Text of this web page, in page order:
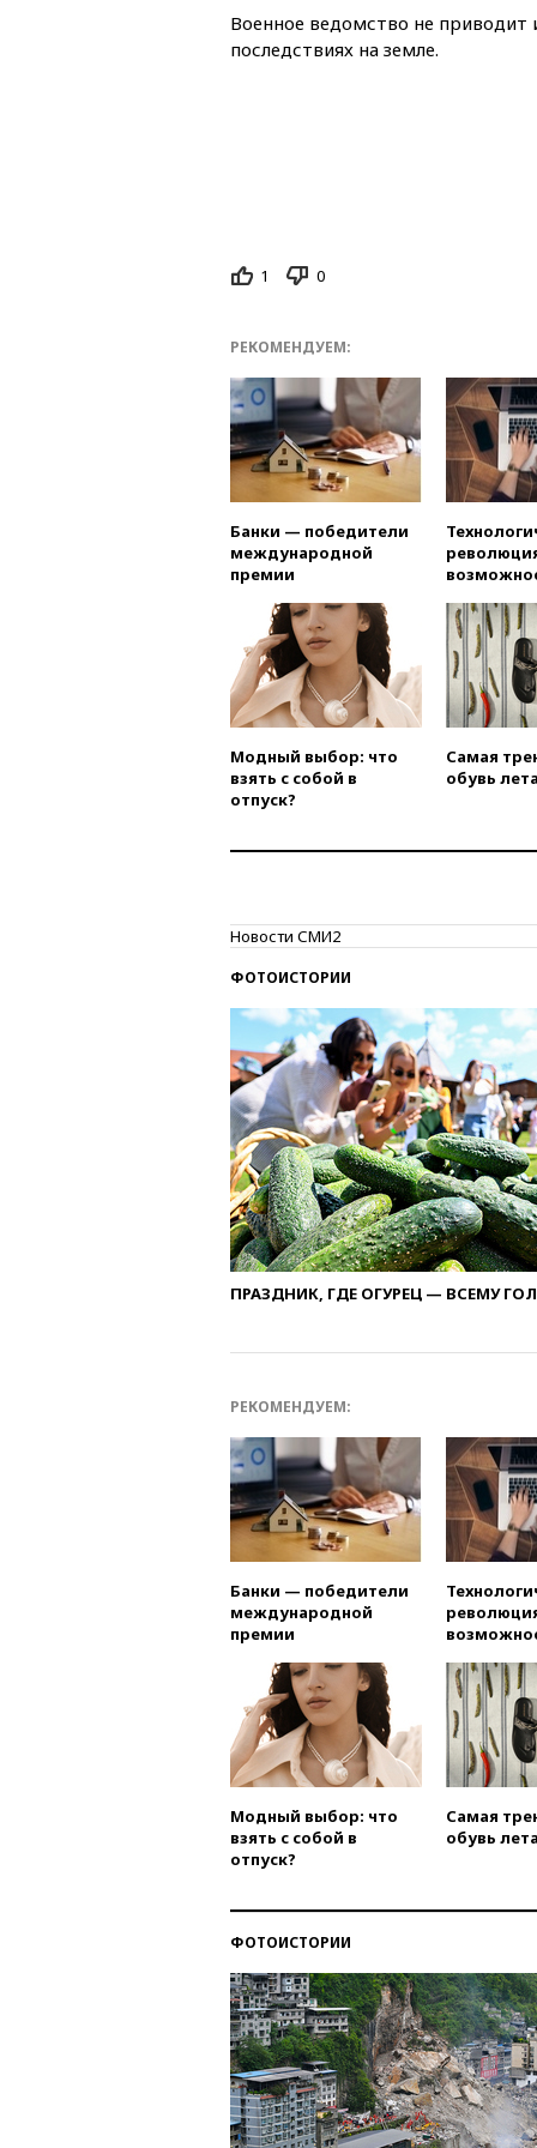
Военное ведомство не
последствиях на земле.
1 0
РЕКОМЕНДУЕМ:
Банки — победители
международной
премии
Модный выбор: что
взять с собой в
отпуск?
Самая
обувь
Новости СМИ2
ФОТОИСТОРИИ
ПРАЗДНИК, ГДЕ ОГУРЕЦ — ВСЕМУ
РЕКОМЕНДУЕМ:
Банки — победители
международной
премии
Модный выбор: что
взять с собой в
отпуск?
Самая
обувь
ФОТОИСТОРИИ